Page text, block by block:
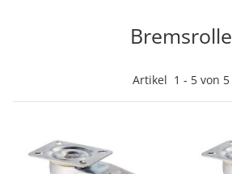
Bremsrolle
Artikel 1 - 5 von 5